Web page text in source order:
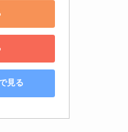
見る